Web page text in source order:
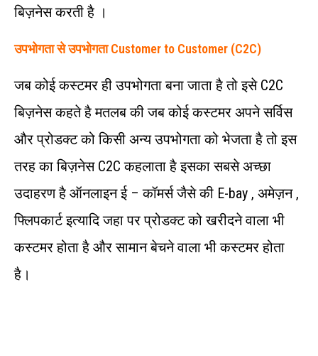
बिज़नेस करती है ।
उपभोगता से उपभोगता Customer to Customer (C2C)
जब कोई कस्टमर ही उपभोगता बना जाता है तो इसे C2C
बिज़नेस कहते है मतलब की जब कोई कस्टमर अपने सर्विस
और प्रोडक्ट को किसी अन्य उपभोगता को भेजता है तो इस
तरह का बिज़नेस C2C कहलाता है इसका सबसे अच्छा
उदाहरण है ऑनलाइन ई – कॉमर्स जैसे की E-bay , अमेज़न ,
फ्लिपकार्ट इत्यादि जहा पर प्रोडक्ट को खरीदने वाला भी
कस्टमर होता है और सामान बेचने वाला भी कस्टमर होता
है।